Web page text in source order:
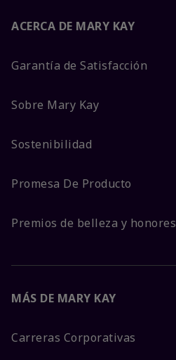
ACERCA DE MARY KAY
Garantía de Satisfacción
Sobre Mary Kay
Sostenibilidad
Promesa De Producto
Premios de belleza y honores
MÁS DE MARY KAY
Carreras Corporativas